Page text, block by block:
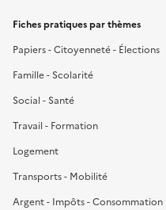
Fiches pratiques par thèmes
Papiers - Citoyenneté - Élections
Famille - Scolarité
Social - Santé
Travail - Formation
Logement
Transports - Mobilité
Argent - Impôts - Consommation